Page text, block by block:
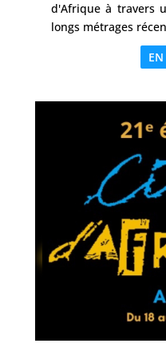
d'Afrique à travers
longs métrages